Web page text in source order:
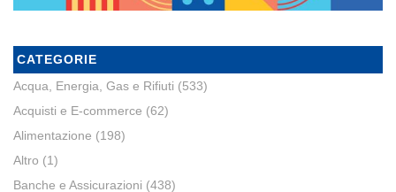
CATEGORIE
Acqua, Energia, Gas e Rifiuti (533)
Acquisti e E-commerce (62)
Alimentazione (198)
Altro (1)
Banche e Assicurazioni (438)